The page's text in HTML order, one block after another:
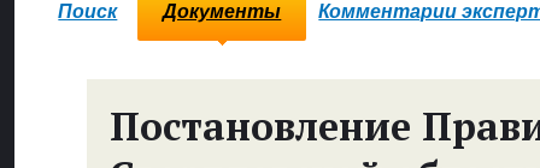
Поиск Документы Комментарии
Постановление